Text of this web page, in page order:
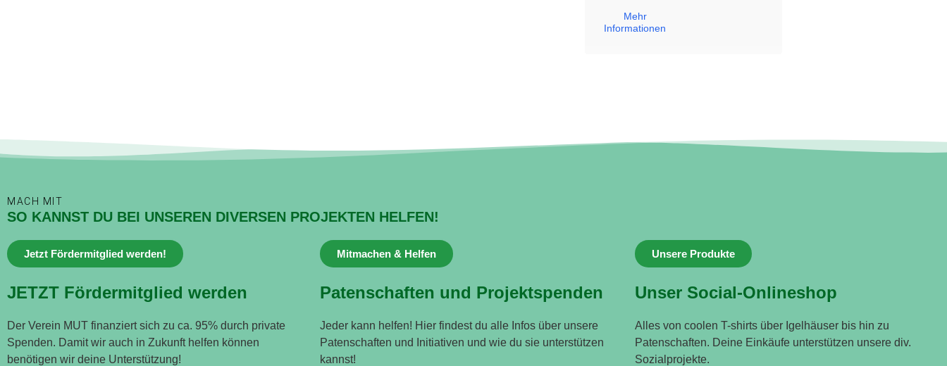
Mehr
Informationen
MACH MIT
SO KANNST DU BEI UNSEREN DIVERSEN PROJEKTEN HELFEN!
Jetzt Fördermitglied werden!
JETZT Fördermitglied werden
Der Verein MUT finanziert sich zu ca. 95% durch private
Spenden. Damit wir auch in Zukunft helfen können
benötigen wir deine Unterstützung!
Mitmachen & Helfen
Patenschaften und Projektspenden
Jeder kann helfen! Hier findest du alle Infos über unsere
Patenschaften und Initiativen und wie du sie unterstützen
kannst!
Unsere Produkte
Unser Social-Onlineshop
Alles von coolen T-shirts über Igelhäuser bis hin zu
Patenschaften. Deine Einkäufe unterstützen unsere div.
Sozialprojekte.